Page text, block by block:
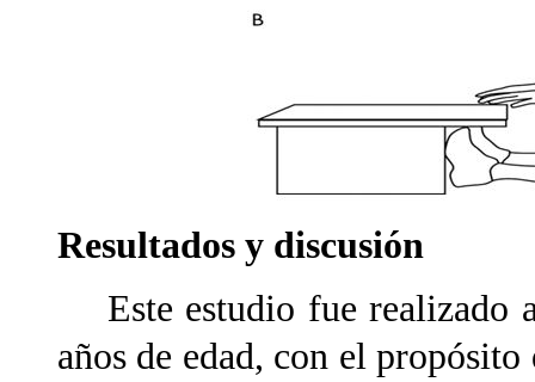
Resultados y discusión
Este estudio fue realizado
años de edad, con el